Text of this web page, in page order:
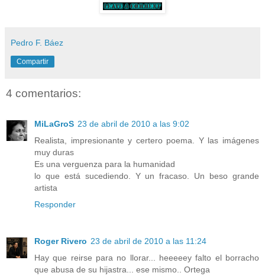
Pedro F. Báez
Compartir
4 comentarios:
MiLaGroS 23 de abril de 2010 a las 9:02
Realista, impresionante y certero poema. Y las imágenes
muy duras
Es una verguenza para la humanidad
lo que está sucediendo. Y un fracaso. Un beso grande
artista
Responder
Roger Rivero 23 de abril de 2010 a las 11:24
Hay que reirse para no llorar... heeeeey falto el borracho
que abusa de su hijastra... ese mismo.. Ortega